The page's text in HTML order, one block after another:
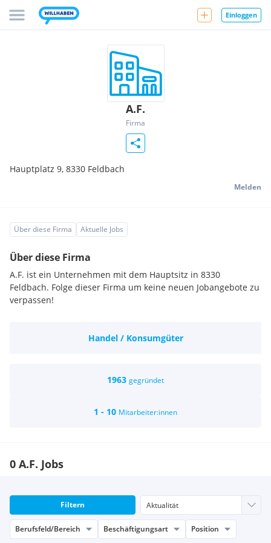
Einloggen
A.F.
Firma
Hauptplatz 9, 8330 Feldbach
Melden
Über diese Firma Aktuelle Jobs
Über diese Firma
A.F. ist ein Unternehmen mit dem Hauptsitz in 8330
Feldbach. Folge dieser Firma um keine neuen Jobangebote zu
verpassen!
Handel / Konsumgüter
1963 gegründet
1 - 10 Mitarbeiter:innen
0 A.F. Jobs
Filtern
Berufsfeld/Bereich Beschäftigungsart Position